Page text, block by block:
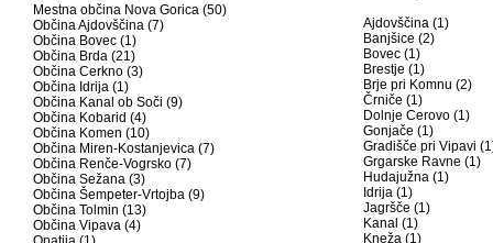
Mestna občina Nova Gorica (50)
Občina Ajdovščina (7)
Občina Bovec (1)
Občina Brda (21)
Občina Cerkno (3)
Občina Idrija (1)
Občina Kanal ob Soči (9)
Občina Kobarid (4)
Občina Komen (10)
Občina Miren-Kostanjevica (7)
Občina Renče-Vogrsko (7)
Občina Sežana (3)
Občina Šempeter-Vrtojba (9)
Občina Tolmin (13)
Občina Vipava (4)
Ajdovščina (1)
Banjšice (2)
Bovec (1)
Brestje (1)
Brje pri Komnu (2)
Črniče (1)
Dolnje Cerovo (1)
Gonjače (1)
Gradišče pri Vipavi
Grgarske Ravne (1)
Hudajužna (1)
Idrija (1)
Jagršče (1)
Kanal (1)
Kneža (1)